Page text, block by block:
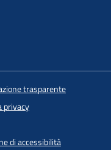
trasparente
privacy
di accessibilità